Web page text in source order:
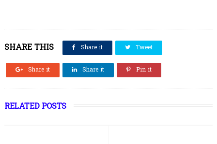
SHARE THIS Share it Tweet
Share it Share it Pin it
RELATED POSTS